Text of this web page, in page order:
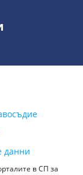
данни
в СП за